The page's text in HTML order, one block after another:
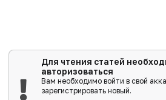
Для чтения статей
авторизоваться
Вам необходимо войти в свой
зарегистрировать новый.